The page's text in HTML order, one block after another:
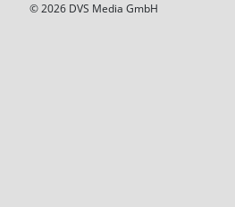
© 2026 DVS Media GmbH